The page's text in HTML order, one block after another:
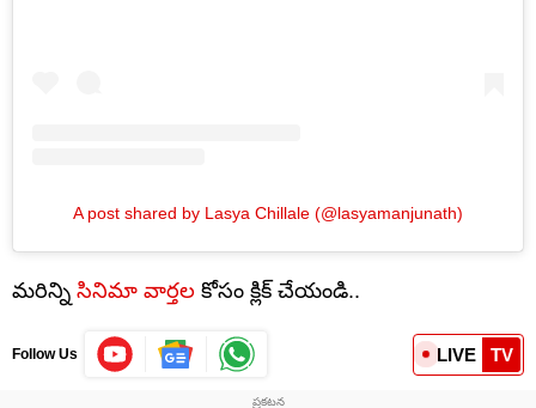
A post shared by Lasya Chillale (@lasyamanjunath)
మరిన్ని సినిమా వార్తల కోసం క్లిక్ చేయండి..
Follow Us LIVE TV